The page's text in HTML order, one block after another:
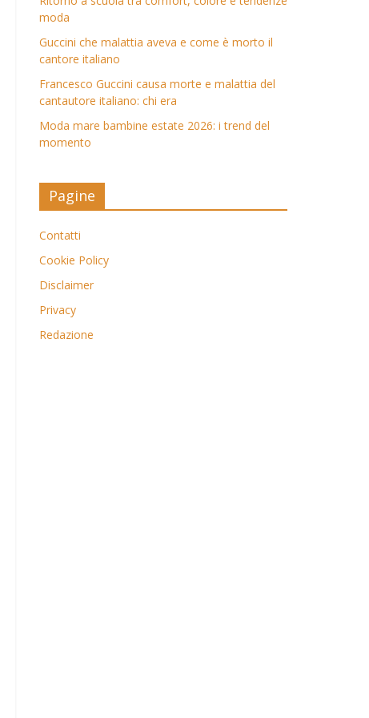
moda
Guccini che malattia aveva e come è morto il
cantore italiano
Francesco Guccini causa morte e malattia del
cantautore italiano: chi era
Moda mare bambine estate 2026: i trend del
momento
Pagine
Contatti
Cookie Policy
Disclaimer
Privacy
Redazione